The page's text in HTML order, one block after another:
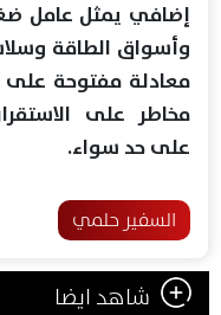
إضافي يمثل عامل
وأسواق الطاقة
معادلة مفتوحة على
مخاطر على
على حد سواء.
السفير حلمي
شاهد ايضا